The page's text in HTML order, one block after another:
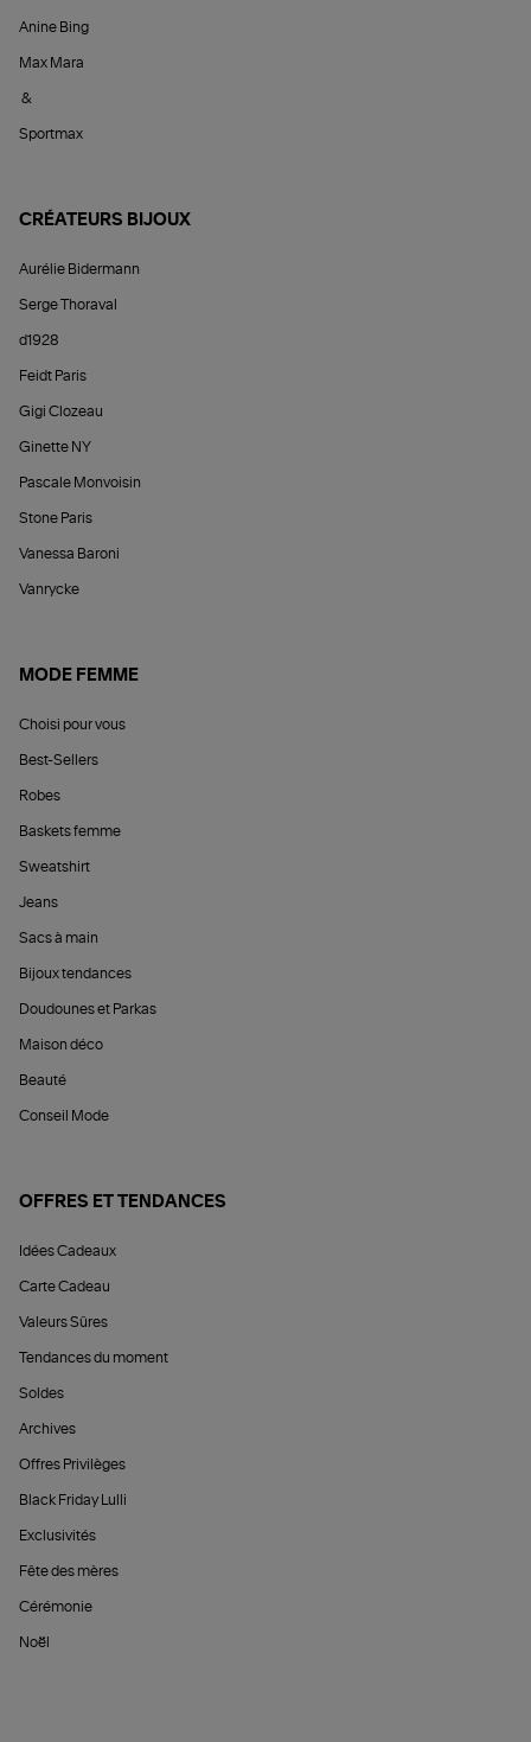
Anine Bing
Max Mara
&
Sportmax
CRÉATEURS BIJOUX
Aurélie Bidermann
Serge Thoraval
d1928
Feidt Paris
Gigi Clozeau
Ginette NY
Pascale Monvoisin
Stone Paris
Vanessa Baroni
Vanrycke
MODE FEMME
Choisi pour vous
Best-Sellers
Robes
Baskets femme
Sweatshirt
Jeans
Sacs à main
Bijoux tendances
Doudounes et Parkas
Maison déco
Beauté
Conseil Mode
OFFRES ET TENDANCES
Idées Cadeaux
Carte Cadeau
Valeurs Sûres
Tendances du moment
Soldes
Archives
Offres Privilèges
Black Friday Lulli
Exclusivités
Fête des mères
Cérémonie
Noël